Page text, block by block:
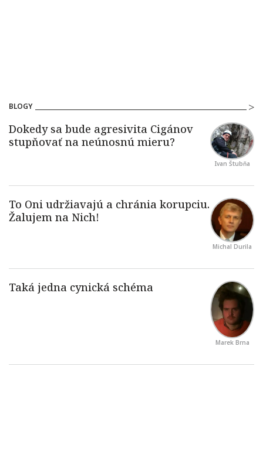
BLOGY
Ivan Štubňa
Michal Durila
Marek Brna